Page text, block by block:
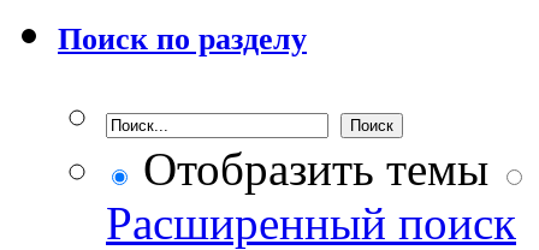
Поиск по разделу
Отобразить темы
Расширенный поиск